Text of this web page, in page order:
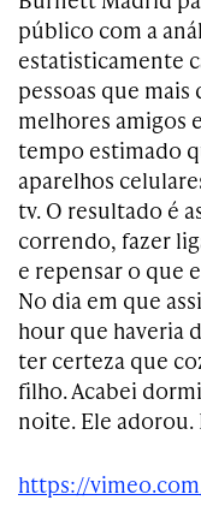
público com a
estatisticamente
pessoas que
melhores amigos
tempo estimado
aparelhos
tv. O resultado é
correndo, fazer
e repensar o que
No dia em que
hour que haveria
ter certeza que
filho. Acabei
noite. Ele adorou.
https://